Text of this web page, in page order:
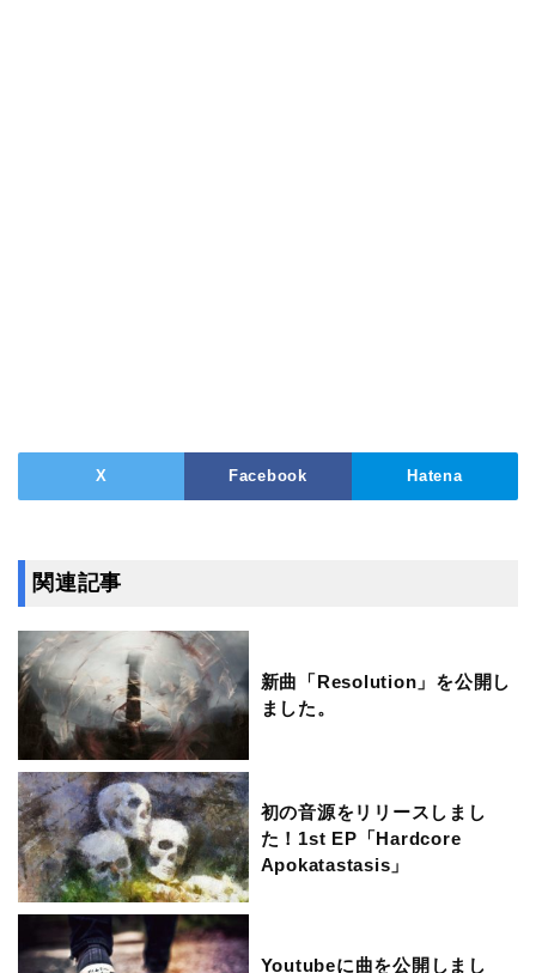
X Facebook Hatena
関連記事
新曲「Resolution」を公開し
ました。
初の音源をリリースしまし
た！1st EP「Hardcore
Apokatastasis」
Youtubeに曲を公開しまし